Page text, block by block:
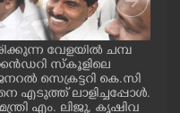
വേളയിൽ ചമ്പ
സ്കൂളിലെ
സെക്രട്ടറി കെ.സി
എടുത്ത് ലാളിച്ചപ്പോൾ.
എം. ലിജു, കൃഷിവ